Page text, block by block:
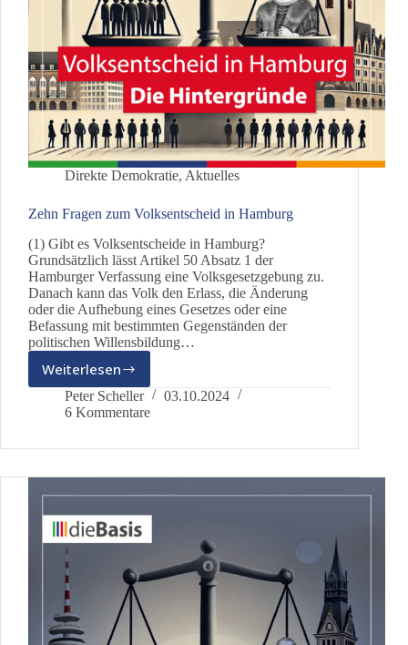
Direkte Demokratie, Aktuelles
Zehn Fragen zum Volksentscheid in Hamburg
(1) Gibt es Volksentscheide in Hamburg?
Grundsätzlich lässt Artikel 50 Absatz 1 der
Hamburger Verfassung eine Volksgesetzgebung zu.
Danach kann das Volk den Erlass, die Änderung
oder die Aufhebung eines Gesetzes oder eine
Befassung mit bestimmten Gegenständen der
politischen Willensbildung…
Weiterlesen
Zehn
Fragen
zum
in
Peter Scheller
03.10.2024
6 Kommentare